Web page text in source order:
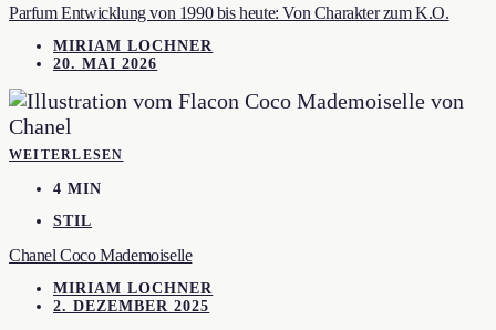
Parfum Entwicklung von 1990 bis heute: Von Charakter zum K.O.
MIRIAM LOCHNER
20. MAI 2026
WEITERLESEN
4 MIN
STIL
Chanel Coco Mademoiselle
MIRIAM LOCHNER
2. DEZEMBER 2025